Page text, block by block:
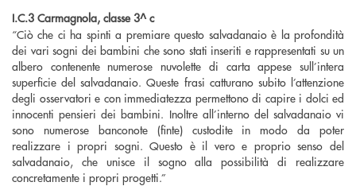
I.C.3 Carmagnola, classe 3^ c
“Ciò che ci ha spinti a premiare questo salvadanaio è la profondità
dei vari sogni dei bambini che sono stati inseriti e rappresentati su un
albero contenente numerose nuvolette di carta appese sull’intera
superficie del salvadanaio. Queste frasi catturano subito l’attenzione
degli osservatori e con immediatezza permettono di capire i dolci ed
innocenti pensieri dei bambini. Inoltre all’interno del salvadanaio vi
sono numerose banconote (finte) custodite in modo da poter
realizzare i propri sogni. Questo è il vero e proprio senso del
salvadanaio, che unisce il sogno alla possibilità di realizzare
concretamente i propri progetti.”